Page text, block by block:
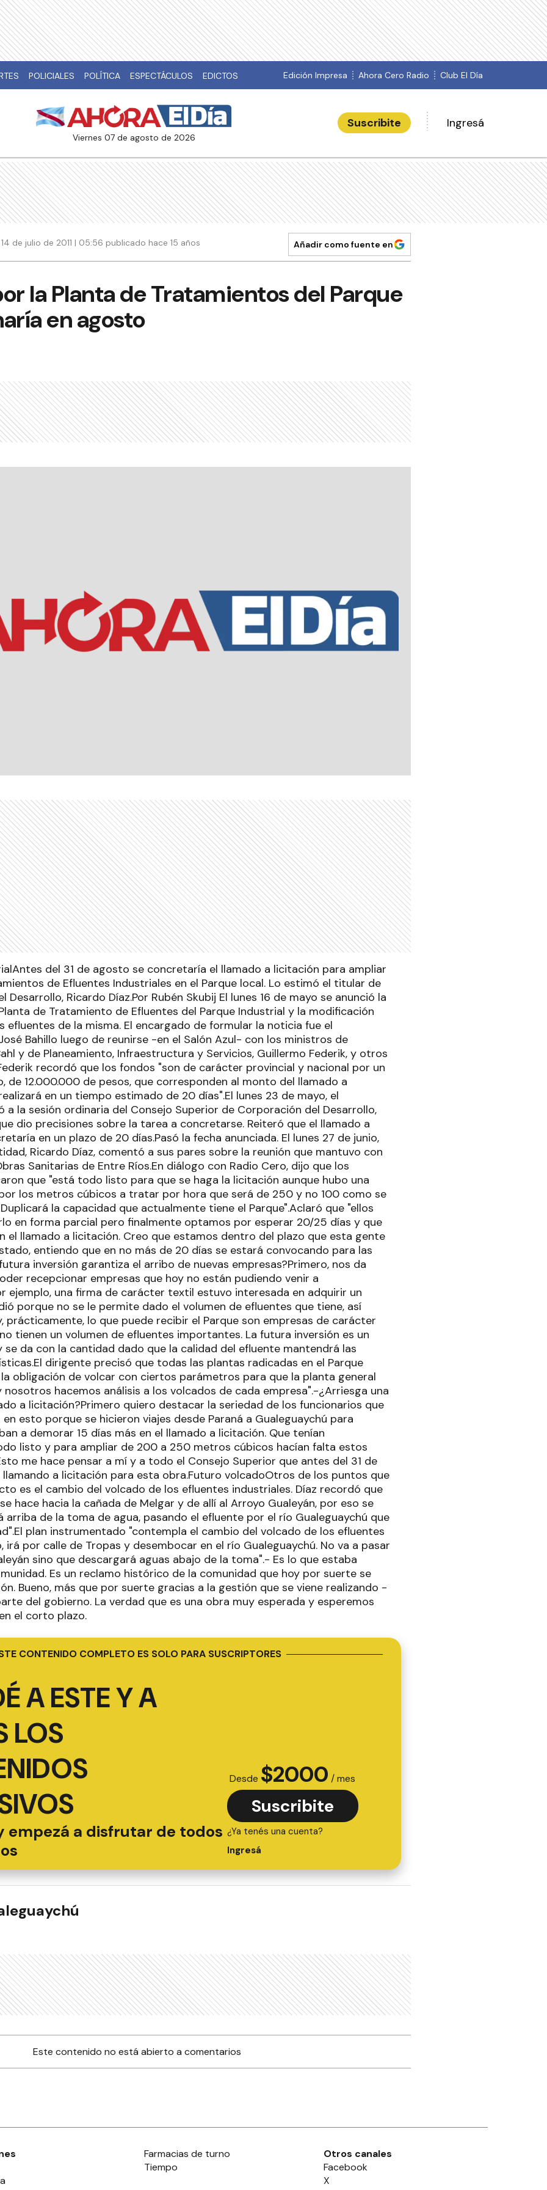
POLICIALES POLÍTICA ESPECTÁCULOS EDICTOS Edición Impresa Ahora Cero Radio Club El Día
viernes 07 de agosto de 2026
Suscribite Ingresá
14 de julio de 2011 | 05:56 publicado hace 15 años Añadir como fuente en
la Planta de Tratamientos del Parque
en agosto
Antes del 31 de agosto se concretaría el llamado a licitación para ampliar
de Efluentes Industriales en el Parque local. Lo estimó el titular de
Desarrollo, Ricardo Díaz.Por Rubén Skubij El lunes 16 de mayo se anunció la
de Tratamiento de Efluentes del Parque Industrial y la modificación
efluentes de la misma. El encargado de formular la noticia fue el
Bahillo luego de reunirse -en el Salón Azul- con los ministros de
y de Planeamiento, Infraestructura y Servicios, Guillermo Federik, y otros
recordó que los fondos "son de carácter provincial y nacional por un
de 12.000.000 de pesos, que corresponden al monto del llamado a
en un tiempo estimado de 20 días".El lunes 23 de mayo, el
a la sesión ordinaria del Consejo Superior de Corporación del Desarrollo,
dio precisiones sobre la tarea a concretarse. Reiteró que el llamado a
en un plazo de 20 días.Pasó la fecha anunciada. El lunes 27 de junio,
Ricardo Díaz, comentó a sus pares sobre la reunión que mantuvo con
Sanitarias de Entre Ríos.En diálogo con Radio Cero, dijo que los
que "está todo listo para que se haga la licitación aunque hubo una
los metros cúbicos a tratar por hora que será de 250 y no 100 como se
la capacidad que actualmente tiene el Parque".Aclaró que "ellos
en forma parcial pero finalmente optamos por esperar 20/25 días y que
el llamado a licitación. Creo que estamos dentro del plazo que esta gente
entiendo que en no más de 20 días se estará convocando para las
inversión garantiza el arribo de nuevas empresas?Primero, nos da
recepcionar empresas que hoy no están pudiendo venir a
ejemplo, una firma de carácter textil estuvo interesada en adquirir un
porque no se le permite dado el volumen de efluentes que tiene, así
prácticamente, lo que puede recibir el Parque son empresas de carácter
tienen un volumen de efluentes importantes. La futura inversión es un
se da con la cantidad dado que la calidad del efluente mantendrá las
dirigente precisó que todas las plantas radicadas en el Parque
obligación de volcar con ciertos parámetros para que la planta general
hacemos análisis a los volcados de cada empresa".-¿Arriesga una
a licitación?Primero quiero destacar la seriedad de los funcionarios que
esto porque se hicieron viajes desde Paraná a Gualeguaychú para
a demorar 15 días más en el llamado a licitación. Que tenían
listo y para ampliar de 200 a 250 metros cúbicos hacían falta estos
me hace pensar a mí y a todo el Consejo Superior que antes del 31 de
a licitación para esta obra.Futuro volcadoOtros de los puntos que
es el cambio del volcado de los efluentes industriales. Díaz recordó que
hace hacia la cañada de Melgar y de allí al Arroyo Gualeyán, por eso se
arriba de la toma de agua, pasando el efluente por el río Gualeguaychú que
plan instrumentado "contempla el cambio del volcado de los efluentes
irá por calle de Tropas y desembocar en el río Gualeguaychú. No va a pasar
sino que descargará aguas abajo de la toma".- Es lo que estaba
Es un reclamo histórico de la comunidad que hoy por suerte se
Bueno, más que por suerte gracias a la gestión que se viene realizando -
del gobierno. La verdad que es una obra muy esperada y esperemos
el corto plazo.
CONTENIDO COMPLETO ES SOLO PARA SUSCRIPTORES
A ESTE Y A
LOS
empezá a disfrutar de todos
Desde $2000 / mes
Suscribite
¿Ya tenés una cuenta?
Ingresá
Este contenido no está abierto a comentarios
Farmacias de turno
Tiempo
Otros canales
Facebook
X